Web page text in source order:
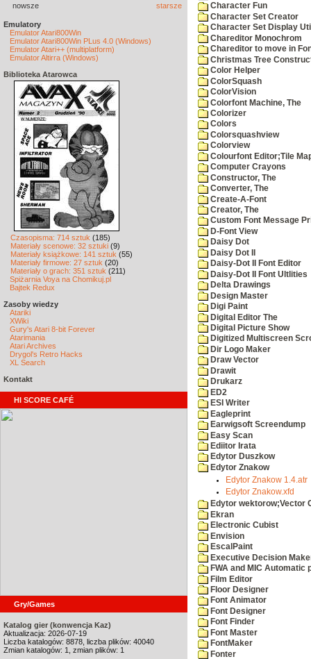
nowsze starsze
Emulatory
Emulator Atari800Win
Emulator Atari800Win PLus 4.0 (Windows)
Emulator Atari++ (multiplatform)
Emulator Altirra (Windows)
Biblioteka Atarowca
Czasopisma: 714 sztuk (185)
Materiały scenowe: 32 sztuki (9)
Materiały książkowe: 141 sztuk (55)
Materiały firmowe: 27 sztuk (20)
Materiały o grach: 351 sztuk (211)
Spiżarnia Voya na Chomikuj.pl
Bajtek Redux
Zasoby wiedzy
Atariki
XWiki
Gury's Atari 8-bit Forever
Atarimania
Atari Archives
Drygol's Retro Hacks
XL Search
Kontakt
HI SCORE CAFÉ
Gry/Games
Katalog gier (konwencja Kaz)
Aktualizacja: 2026-07-19
Liczba katalogów: 8878, liczba plików: 40040
Zmian katalogów: 1, zmian plików: 1
Character Fun
Character Set Creator
Character Set Display
Chareditor Monochrom
Chareditor to move in
Christmas Tree
Color Helper
ColorSquash
ColorVision
Colorfont Machine, The
Colorizer
Colors
Colorsquashview
Colorview
Colourfont Editor;Tile
Computer Crayons
Constructor, The
Converter, The
Create-A-Font
Creator, The
Custom Font Message
D-Font View
Daisy Dot
Daisy Dot II
Daisy-Dot II Font Editor
Daisy-Dot II Font Ultlities
Delta Drawings
Design Master
Digi Paint
Digital Editor The
Digital Picture Show
Digitized Multiscreen
Dir Logo Maker
Draw Vector
Drawit
Drukarz
ED2
ESI Writer
Eagleprint
Earwigsoft Screendump
Easy Scan
Ediitor Irata
Edytor Duszkow
Edytor Znakow
Edytor Znakow 1.4.atr
Edytor Znakow.xfd
Edytor wektorow;Vector
Ekran
Electronic Cubist
Envision
EscalPaint
Executive Decision
FWA and MIC
Film Editor
Floor Designer
Font Animator
Font Designer
Font Finder
Font Master
FontMaker
Fonter